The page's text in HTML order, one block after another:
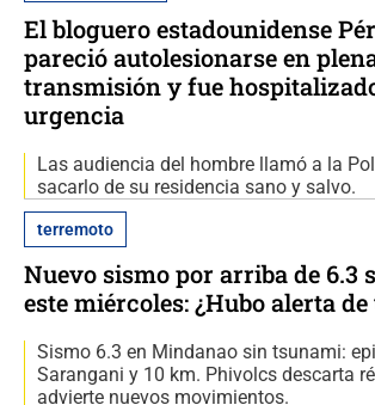
El bloguero estadounidense
pareció autolesionarse en
transmisión y fue
urgencia
Las audiencia del hombre llamó a la
sacarlo de su residencia sano y salvo.
terremoto
Nuevo sismo por arriba de 6.3
este miércoles: ¿Hubo alerta
Sismo 6.3 en Mindanao sin tsunami:
Sarangani y 10 km. Phivolcs descarta
advierte nuevos movimientos.